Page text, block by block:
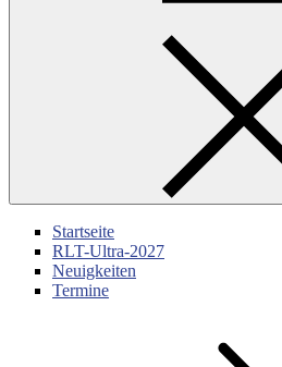
Startseite
RLT-Ultra-2027
Neuigkeiten
Termine